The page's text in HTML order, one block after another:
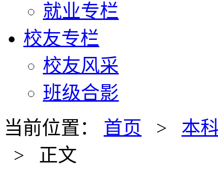
就业专栏
校友专栏
校友风采
班级合影
当前位置： 首页 > 本
> 正文